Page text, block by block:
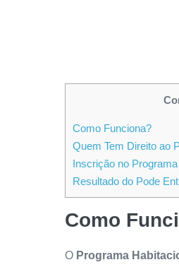
Como Funciona?
Quem Tem Direito ao
Inscrição no
Resultado do Pode
Como
O Programa